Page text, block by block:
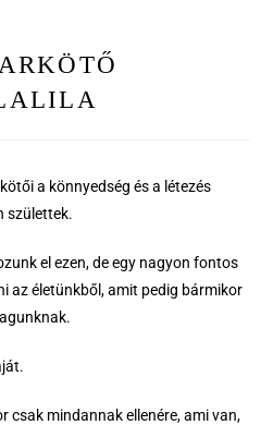
a könnyedség és a létezés
születtek.
el ezen, de egy nagyon fontos
az életünkből, amit pedig bármikor
csak mindannak ellenére, ami van,